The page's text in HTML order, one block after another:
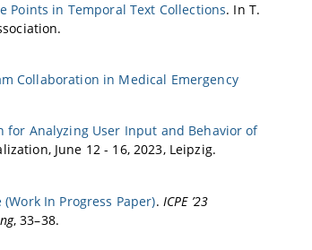
Points in Temporal Text Collections. In T.
Collaboration in Medical Emergency
for Analyzing User Input and Behavior of
June 12 - 16, 2023, Leipzig.
In Progress Paper). ICPE ’23
, 33–38.